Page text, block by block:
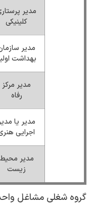
مدیر
کلینیکی
مدیر
بهداشت
مدیر مرکز
رفاه
مدیر یا
اجرایی
مدیر محیط
زیست
گروه شغلی مشاغل واحد مالی